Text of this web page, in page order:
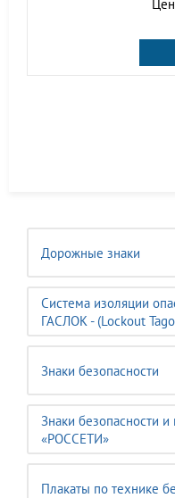
Дорожные знаки
Система изоляции
ГАСЛОК - (Lockout
Знаки безопасности
Знаки безопасности
«РОССЕТИ»
Плакаты по технике